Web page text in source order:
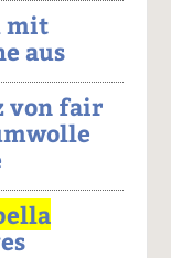
mit
aus
von fair